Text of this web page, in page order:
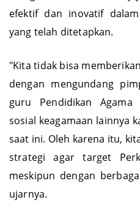
efektif dan inovatif
yang telah ditetapkan.
"Kita tidak bisa
dengan mengundang
guru Pendidikan
sosial keagamaan lainnya
saat ini. Oleh karena itu,
strategi agar target
meskipun dengan
ujarnya.